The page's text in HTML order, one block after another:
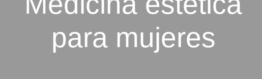
para mujeres